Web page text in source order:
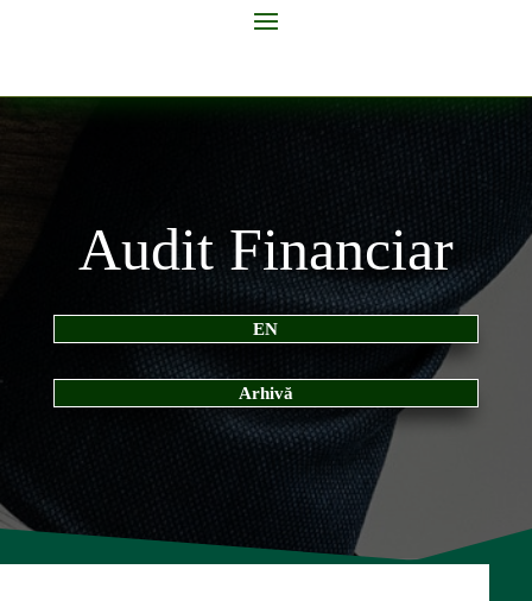
Audit Financiar
EN
Arhivă